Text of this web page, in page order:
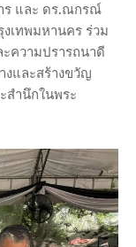
ร และ ดร.ณกรณ์
เทพมหานคร ร่วม
ความปรารถนาดี
งและสร้างขวัญ
สำนึกในพระ